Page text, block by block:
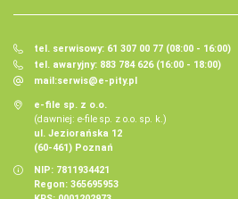
tel. serwisowy: 61 307 00 77 (08:00 - 16:00)
tel. awaryjny: 883 784 626 (16:00 - 18:00)
mail:serwis@e-pity.pl
e-file sp. z o.o.
(dawniej: e-file sp. z o.o. sp. k.)
ul. Jeziorańska 12
(60-461) Poznań
NIP: 7811934421
Regon: 365695953